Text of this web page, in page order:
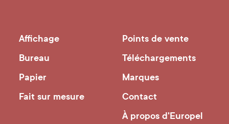
Affichage
Bureau
Papier
Fait sur mesure
Points de vente
Téléchargements
Marques
Contact
À propos d'Europel